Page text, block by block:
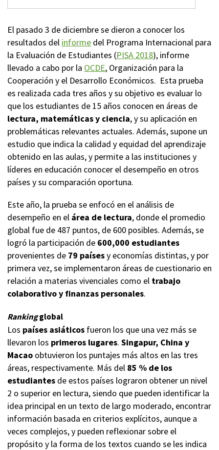
El pasado 3 de diciembre se dieron a conocer los
resultados del informe del Programa Internacional para
la Evaluación de Estudiantes (PISA 2018), informe
llevado a cabo por la OCDE, Organización para la
Cooperación y el Desarrollo Económicos. Esta prueba
es realizada cada tres años y su objetivo es evaluar lo
que los estudiantes de 15 años conocen en áreas de
lectura, matemáticas y ciencia, y su aplicación en
problemáticas relevantes actuales. Además, supone un
estudio que indica la calidad y equidad del aprendizaje
obtenido en las aulas, y permite a las instituciones y
líderes en educación conocer el desempeño en otros
países y su comparación oportuna.
Este año, la prueba se enfocó en el análisis de
desempeño en el área de lectura, donde el promedio
global fue de 487 puntos, de 600 posibles. Además, se
logró la participación de 600,000 estudiantes
provenientes de 79 paísesy economías distintas, y por
primera vez, se implementaron áreas de cuestionario en
relación a materias vivenciales como el trabajo
colaborativo y finanzas personales.
Rankingglobal
Los países asiáticos fueron los que una vez más se
llevaron los primeros lugares. Singapur, China y
Macao obtuvieron los puntajes más altos en las tres
áreas, respectivamente. Más del 85 % de los
estudiantes de estos países lograron obtener un nivel
2 o superior en lectura, siendo que pueden identificar la
idea principal en un texto de largo moderado, encontrar
información basada en criterios explícitos, aunque a
veces complejos, y pueden reflexionar sobre el
propósito y la forma de los textos cuando se les indica